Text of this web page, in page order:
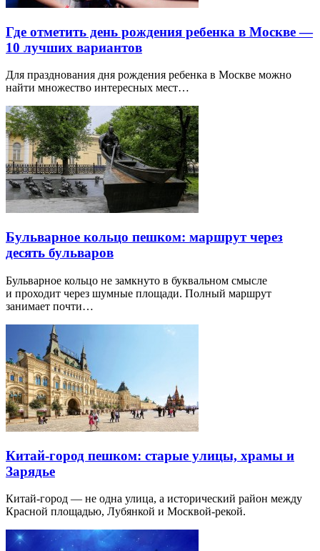
Где отметить день рождения ребенка в Москве —
10 лучших вариантов
Для празднования дня рождения ребенка в Москве можно
найти множество интересных мест…
Бульварное кольцо пешком: маршрут через
десять бульваров
Бульварное кольцо не замкнуто в буквальном смысле
и проходит через шумные площади. Полный маршрут
занимает почти…
Китай-город пешком: старые улицы, храмы и
Зарядье
Китай-город — не одна улица, а исторический район между
Красной площадью, Лубянкой и Москвой-рекой.